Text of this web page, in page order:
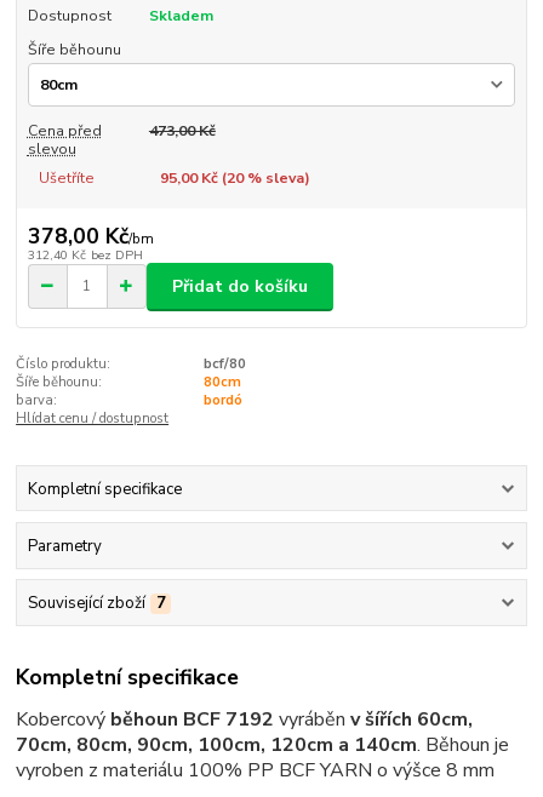
Dostupnost
Skladem
Šíře běhounu
Cena před
slevou
473,00 Kč
Ušetříte 95,00 Kč (20% sleva)
378,00 Kč/bm
312,40 Kč bez DPH
Přidat do košíku
Číslo produktu:
bcf/80
Šíře běhounu:
80cm
barva:
bordó
Hlídat cenu / dostupnost
Kompletní specifikace
Parametry
Související zboží 7
Kompletní specifikace
Kobercový běhoun BCF 7192 vyráběnv šířích 60cm,
70cm, 80cm, 90cm, 100cm, 120cm a 140cm. Běhoun je
vyroben z materiálu 100% PP BCF YARN o výšce 8 mm